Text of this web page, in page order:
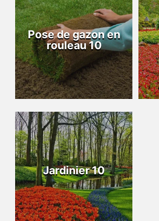
Pose de gazon en
rouleau 10
Jardinier 10